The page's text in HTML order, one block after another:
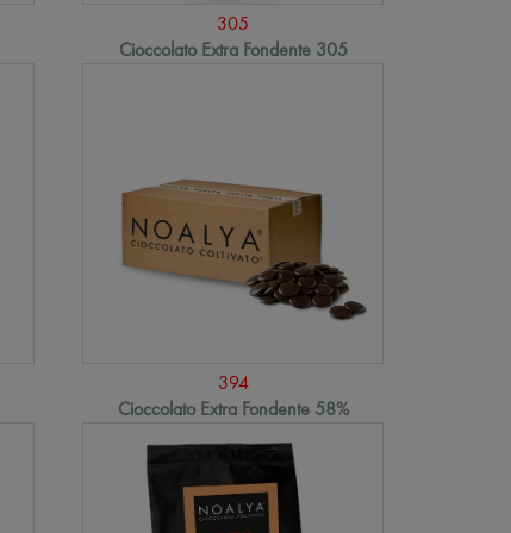
305
Cioccolato Extra Fondente 305
394
Cioccolato Extra Fondente 58%